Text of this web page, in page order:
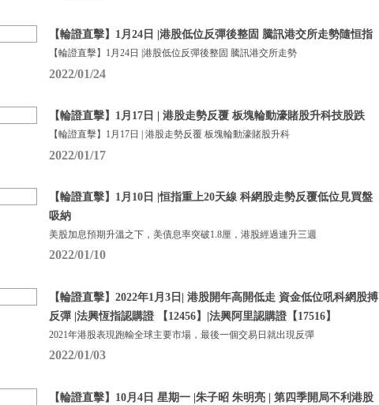
【輪證直擊】1月24日 |港股低位反彈後整固 騰訊港交所走勢隨恒指
【輪證直擊】1月24日 |港股低位反彈後整固 騰訊港交所走勢
2022/01/24
【輪證直擊】1月17日 | 港股走勢反覆 板塊輪動濠賭股升科技股跌
【輪證直擊】1月17日 | 港股走勢反覆 板塊輪動濠賭股升科
2022/01/17
【輪證直擊】1月10日 |恒指重上20天線 科網股走勢反覆低位見買盤
吸納
美股加息預期升溫之下，美債息率突破1.8厘，港股經過連升三週
2022/01/10
【輪證直擊】2022年1月3日| 港股開年高開低走 資金低位吼科網股搏
反彈 |法興恆指認購證 【12456】|法興阿里認購證【17516】
2021年港股表現跑輸全球主要市場，最後一個交易日就出現反彈
2022/01/03
【輪證直擊】10月4日 星期一 |朱子昭 朱明亮 | 第四季開局不利港股